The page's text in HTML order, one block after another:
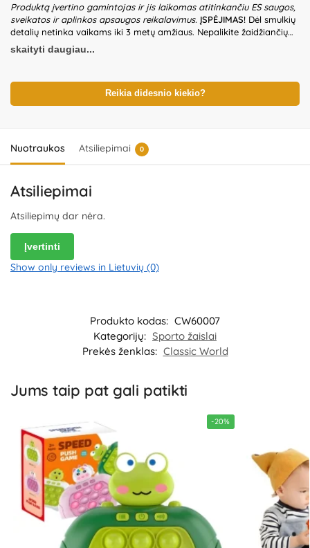
Produktą įvertino gamintojas ir jis laikomas atitinkančiu ES saugos,
sveikatos ir aplinkos apsaugos reikalavimus. ĮSPĖJIMAS! Dėl smulkių
detalių netinka vaikams iki 3 metų amžiaus. Nepalikite žaidžiančių
vaikų be suaugusiųjų priežiūros. Prieš naudodami žaislą patikrinkite
žaislo ir detalių būklę. Nenaudokite žaislo, jeigu kuri nors iš dalių yra
gaminį. Produkto dizainas ir spalvos gali nežymiai skirtis.
Išsaugokite pakuotės informaciją ateičiai. Kilmės šalis – Kinija.
Gamintojas:Classic Toys (Ningbo) Co., Ltd., No. 8 Xinrui Road,
Jeziorko, Poland.Platintojas: UAB „Commerce plus“, Partizanų g. 66-
skaityti daugiau...
Reikia didesnio kiekio?
Nuotraukos Atsiliepimai 0
Atsiliepimai
Atsiliepimų dar nėra.
Įvertinti
Show only reviews in Lietuvių (0)
Produkto kodas: CW60007
Kategorijų: Sporto žaislai
Prekės ženklas: Classic World
Jums taip pat gali patikti
-20%